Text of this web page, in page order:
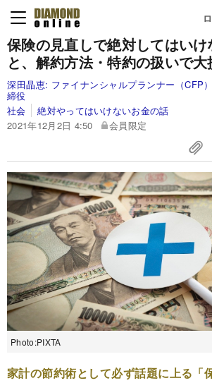
保険の見直しで絶対してはいけ
と、解約方法・特約の扱いで大
深田晶恵: ファイナンシャルプランナー（CFP
締役
社会
絶対やってはいけないお金の話
2021年12月2日 4:50
会員限定
Photo:PIXTA
家計の節約術として必ず話題に上る「